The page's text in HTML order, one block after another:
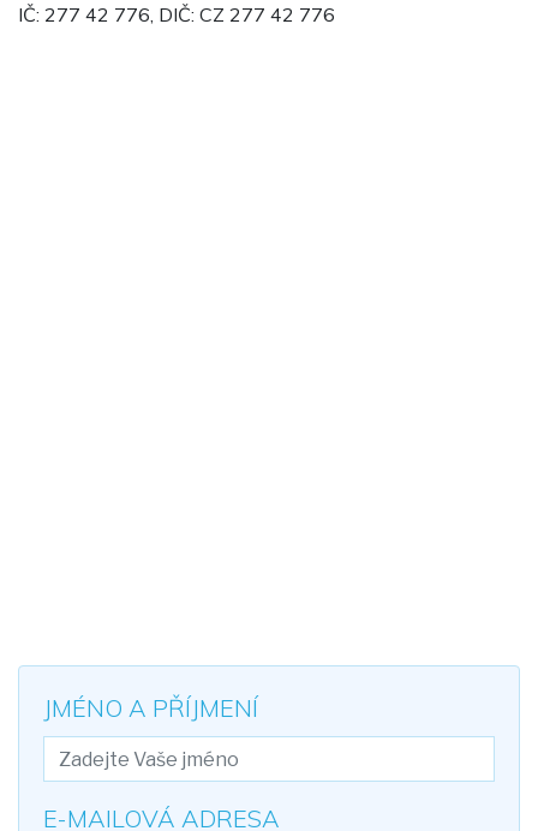
IČ: 277 42 776, DIČ: CZ 277 42 776
JMÉNO A PŘÍJMENÍ
E-MAILOVÁ ADRESA